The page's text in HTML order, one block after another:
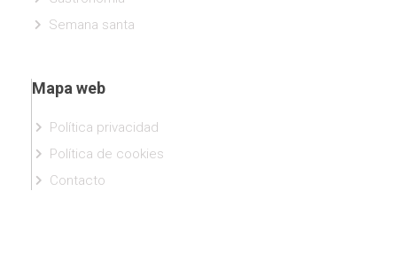
Semana santa
Mapa web
Política privacidad
Política de cookies
Contacto